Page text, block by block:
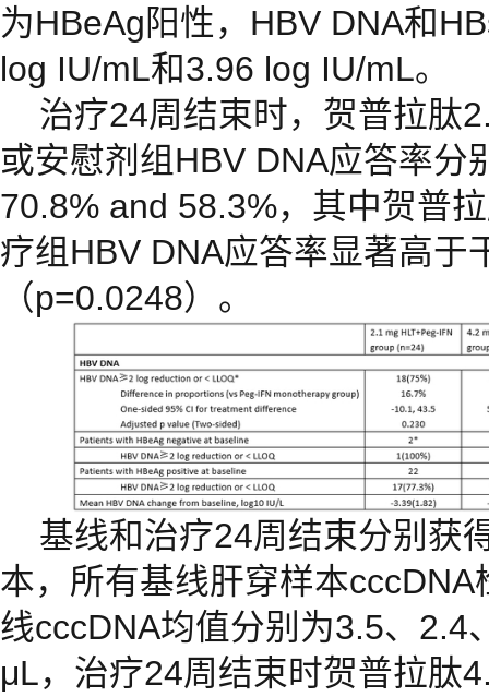
为HBeAg阳性，HBV DNA和
log IU/mL和3.96 log IU/mL。
治疗24周结束时，贺普拉肽
或安慰剂组HBV DNA应答率分
70.8% and 58.3%，其中贺普
疗组HBV DNA应答率显著高于
（p=0.0248）。
基线和治疗24周结束分别获
本，所有基线肝穿样本
线cccDNA均值分别为3.5、2.4
μL，治疗24周结束时贺普拉肽